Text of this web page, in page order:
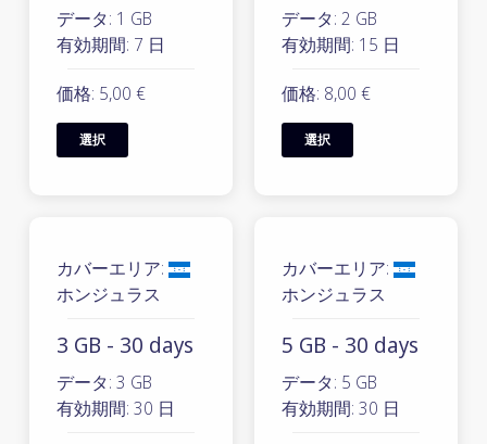
データ: 1 GB
有効期間: 7 日
価格: 5,00 €
選択
データ: 2 GB
有効期間: 15 日
価格: 8,00 €
選択
カバーエリア:
ホンジュラス
3 GB - 30 days
データ: 3 GB
有効期間: 30 日
カバーエリア:
ホンジュラス
5 GB - 30 days
データ: 5 GB
有効期間: 30 日